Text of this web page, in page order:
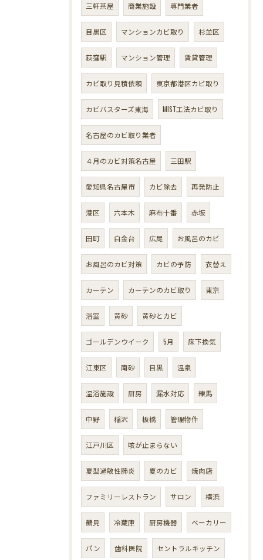
三軒茶屋 商業施設 専門業者
目黒区 マンションカビ取り 杉並区
荻窪駅 マンション管理 賃貸管理
カビ取り見積依頼 東京都港区カビ取り
カビバスターズ東海 MIST工法カビ取り
名古屋のカビ取り業者
４月のカビ対策名古屋 三田駅
愛知県名古屋市 カビ除去 再発防止
港区 六本木 麻布十番 赤坂
田町 白金台 広尾 お風呂のカビ
お風呂のカビ対策 カビの予防 衣替え
カーテン カーテンのカビ取り 東京
浴室 黄砂 黄砂とカビ
ゴールデンウイーク 5月 床下換気
江東区 南砂 目黒 温泉
温浴施設 厨房 漏水対応 練馬
中野 稲沢 板橋 管理物件
江戸川区 咳が止まらない
夏型過敏性肺炎 夏のカビ 焼肉店
ファミリーレストラン サロン 横浜
鶴見 冷蔵庫 厨房機器 ベーカリー
パン 歯科医院 セントラルキッチン